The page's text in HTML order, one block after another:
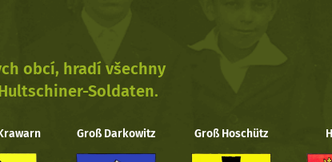
obcí, hradí všechny
Soldaten.
Groß Darkowitz Groß Hoschütz